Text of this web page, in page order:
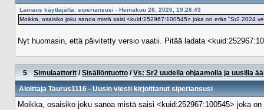
Lainaus käyttäjältä: siperiansusi - Heinäkuu 26, 2026, 19:26:43
Moikka, osaisiko joku sanoa mistä saisi <kuid:252967:100545> joka on eräs "Sr2 2024
Nyt huomasin, että päivitetty versio vaatii. Pitää ladata
5 Simulaattorit/Sisällöntuotto/Vs: Sr2 uudella ohjaamolla ja uusilla
AloittajaTaurus1116- Uusin viesti kirjoittanutsiperiansusi
Moikka, osaisiko joku sanoa mistä saisi <kuid:252967:100545> joka